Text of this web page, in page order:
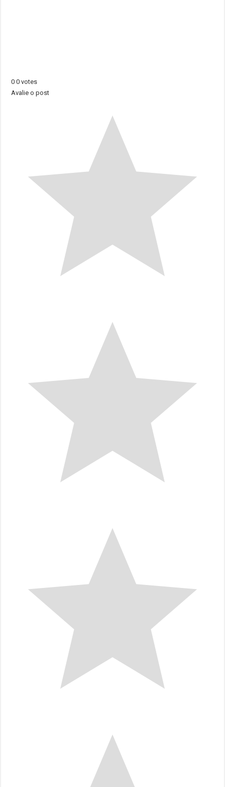
0 0 votes
Avalie o post